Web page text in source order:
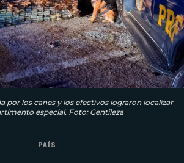
por los canes y los efectivos lograron localizar
especial. Foto: Gentileza
PAÍS